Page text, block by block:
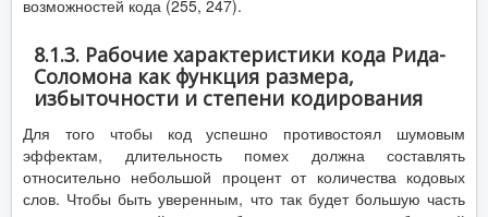
возможностей кода (255, 247).
8.1.3. Рабочие характеристики кода Рида-
Соломона как функция размера,
избыточности и степени кодирования
Для того чтобы код успешно противостоял шумовым
эффектам, длительность помех должна составлять
относительно небольшой процент от количества кодовых
слов. Чтобы быть уверенным, что так будет большую часть